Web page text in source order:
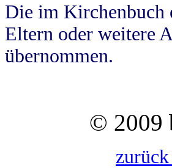
Die im Kirchenbuch
Eltern oder weitere
übernommen.
© 2009